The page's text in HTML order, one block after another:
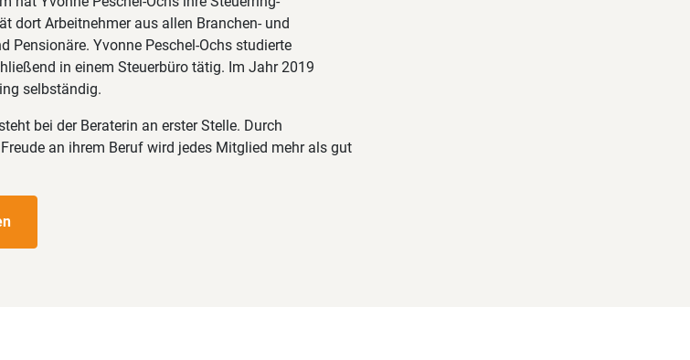
dort Arbeitnehmer aus allen Branchen- und
Pensionäre. Yvonne Peschel-Ochs studierte
in einem Steuerbüro tätig. Im Jahr 2019
selbständig.
bei der Beraterin an erster Stelle. Durch
an ihrem Beruf wird jedes Mitglied mehr als gut